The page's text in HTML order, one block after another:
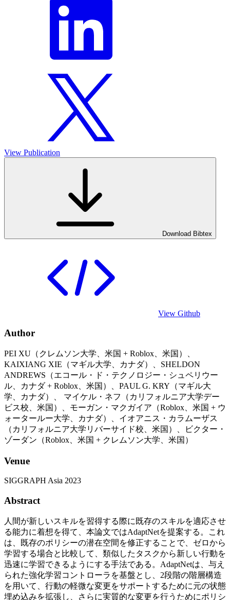
View Publication
Download Bibtex
View Github
Author
PEI XU（クレムソン大学、米国 + Roblox、米国）、
KAIXIANG XIE（マギル大学、カナダ）、SHELDON
ANDREWS（エコール・ド・テクノロジー・シュペリウー
ル、カナダ + Roblox、米国）、PAUL G. KRY（マギル大
学、カナダ）、 マイケル・ネフ（カリフォルニア大学デー
ビス校、米国）、モーガン・マクガイア（Roblox、米国 + ウ
ォータールー大学、カナダ）、イオアニス・カラムーザス
（カリフォルニア大学リバーサイド校、米国）、ビクター・
ゾーダン（Roblox、米国 + クレムソン大学、米国）
Venue
SIGGRAPH Asia 2023
Abstract
人間が新しいスキルを習得する際に既存のスキルを適応させ
る能力に着想を得て、本論文ではAdaptNetを提案する。これ
は、既存のポリシーの潜在空間を修正することで、ゼロから
学習する場合と比較して、類似したタスクから新しい行動を
迅速に学習できるようにする手法である。AdaptNetは、与え
られた強化学習コントローラを基盤とし、2段階の階層構造
を用いて、行動の軽微な変更をサポートするために元の状態
埋め込みを拡張し、さらに実質的な変更を行うためにポリシ